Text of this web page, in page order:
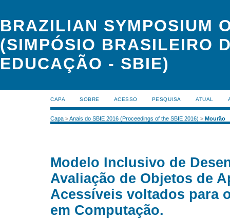
BRAZILIAN SYMPOSIUM
(SIMPÓSIO BRASILEIRO
EDUCAÇÃO - SBIE)
CAPA SOBRE ACESSO PESQUISA ATUAL
Capa >Anais do SBIE 2016 (Proceedings of the SBIE 2016) > Mourão
Modelo Inclusivo de
Avaliação de Objetos de
Acessíveis voltados para
em Computação.